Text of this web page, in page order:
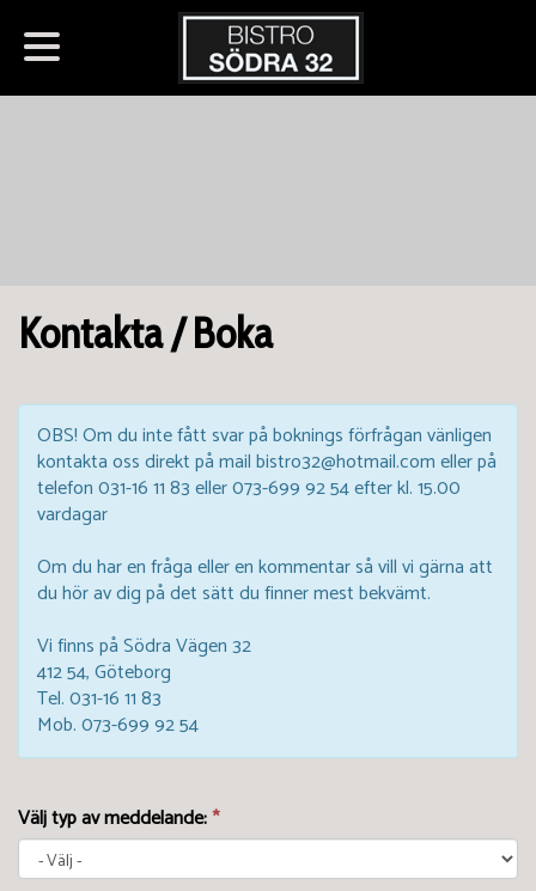
Kontakta / Boka
OBS! Om du inte fått svar på boknings förfrågan vänligen
kontakta oss direkt på mail bistro32@hotmail.com eller på
telefon 031-16 11 83 eller 073-699 92 54 efter kl. 15.00
vardagar
Om du har en fråga eller en kommentar så vill vi gärna att
du hör av dig på det sätt du finner mest bekvämt.
Vi finns på Södra Vägen 32
412 54, Göteborg
Tel. 031-16 11 83
Mob. 073-699 92 54
Välj typ av meddelande:*